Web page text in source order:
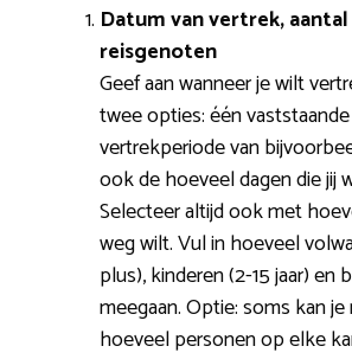
Datum van vertrek,
reisgenoten
Geef aan wanneer je wilt
twee opties: één
vertrekperiode van
ook de hoeveel dagen die jij
Selecteer altijd ook met
weg wilt. Vul in hoeveel
plus), kinderen (2-15 jaar) en
meegaan. Optie: soms kan
hoeveel personen op elke